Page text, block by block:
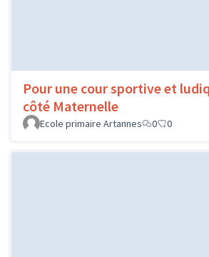
Pour une cour sportive et
côté Maternelle
Ecole primaire Artannes
0 0